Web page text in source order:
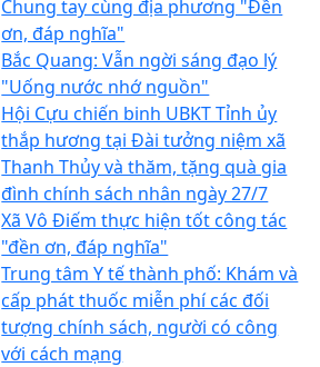
Chung tay cùng địa phương "Đền
ơn, đáp nghĩa"
Bắc Quang: Vẫn ngời sáng đạo lý
"Uống nước nhớ nguồn"
Hội Cựu chiến binh UBKT Tỉnh ủy
thắp hương tại Đài tưởng niệm xã
Thanh Thủy và thăm, tặng quà gia
đình chính sách nhân ngày 27/7
Xã Vô Điếm thực hiện tốt công tác
"đền ơn, đáp nghĩa"
Trung tâm Y tế thành phố: Khám và
cấp phát thuốc miễn phí các đối
tượng chính sách, người có công
với cách mạng